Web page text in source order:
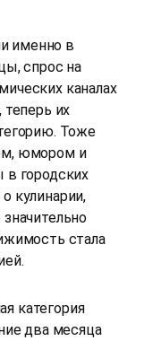
именно в
спрос на
каналах
их
Тоже
юмором и
в городских
кулинарии,
стала
категория
два месяца